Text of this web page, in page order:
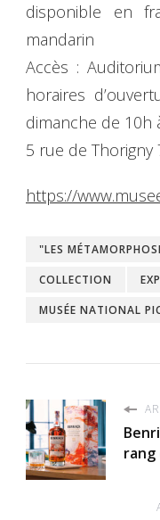
disponible en
mandarin
Accès :
horaires
dimanche de 10h
5 rue de Thorigny
https://
"LES
COLLECTION
MUSÉE NATIONAL
rang